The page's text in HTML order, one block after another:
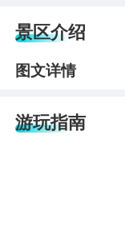
景区介绍
图文详情
游玩指南